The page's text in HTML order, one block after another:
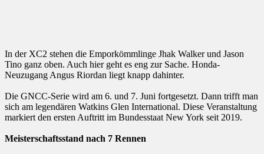
In der XC2 stehen die Emporkömmlinge Jhak Walker und Jason
Tino ganz oben. Auch hier geht es eng zur Sache. Honda-
Neuzugang Angus Riordan liegt knapp dahinter.
Die GNCC-Serie wird am 6. und 7. Juni fortgesetzt. Dann trifft man
sich am legendären Watkins Glen International. Diese Veranstaltung
markiert den ersten Auftritt im Bundesstaat New York seit 2019.
Meisterschaftsstand nach 7 Rennen